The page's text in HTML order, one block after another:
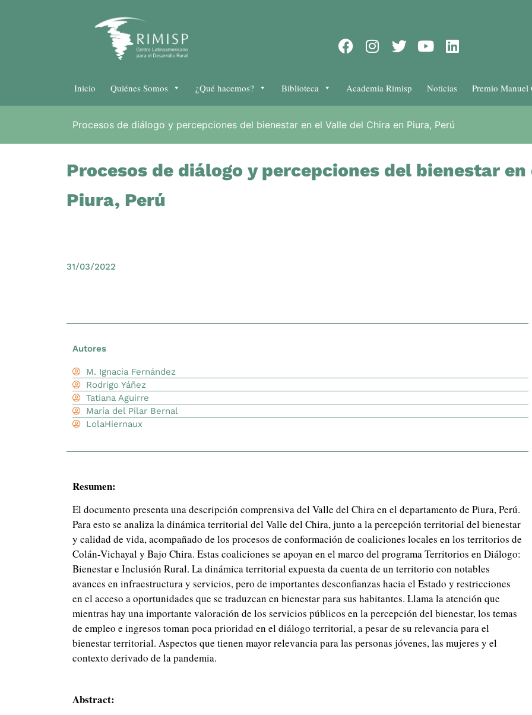
Inicio Quiénes Somos ¿Qué hacemos? Biblioteca Academia Rimisp Noticias Premio Manuel
Procesos de diálogo y percepciones del bienestar en el Valle del Chira en Piura, Perú
Procesos de diálogo y percepciones del bienestar
Piura, Perú
31/03/2022
Autores
M. Ignacia Fernández
Rodrigo Yáñez
Tatiana Aguirre
María del Pilar Bernal
LolaHiernaux
Resumen:
El documento presenta una descripción comprensiva del Valle del Chira en el departamento de Piura, Perú.
Para esto se analiza la dinámica territorial del Valle del Chira, junto a la percepción territorial del bienestar
y calidad de vida, acompañado de los procesos de conformación de coaliciones locales en los territorios de
Colán-Vichayal y Bajo Chira. Estas coaliciones se apoyan en el marco del programa Territorios en Diálogo:
Bienestar e Inclusión Rural. La dinámica territorial expuesta da cuenta de un territorio con notables
avances en infraestructura y servicios, pero de importantes desconfianzas hacia el Estado y restricciones
en el acceso a oportunidades que se traduzcan en bienestar para sus habitantes. Llama la atención que
mientras hay una importante valoración de los servicios públicos en la percepción del bienestar, los temas
de empleo e ingresos toman poca prioridad en el diálogo territorial, a pesar de su relevancia para el
bienestar territorial. Aspectos que tienen mayor relevancia para las personas jóvenes, las mujeres y el
contexto derivado de la pandemia.
Abstract: